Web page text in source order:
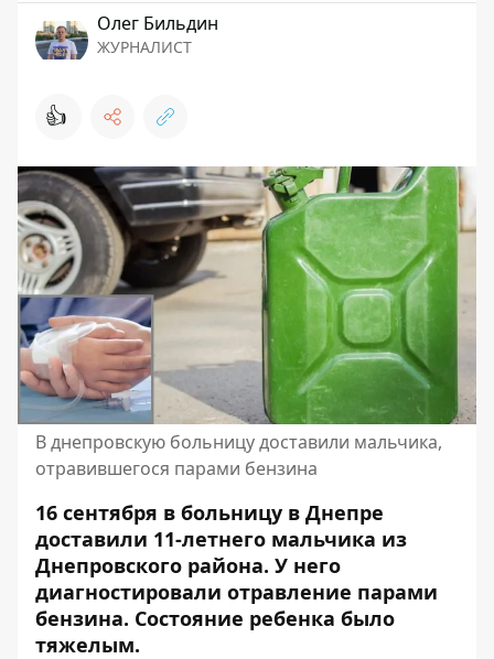
Олег Бильдин
ЖУРНАЛИСТ
👍
В днепровскую больницу доставили мальчика,
отравившегося парами бензина
16 сентября в больницу в Днепре
доставили 11-летнего мальчика из
Днепровского района. У него
диагностировали отравление парами
бензина. Состояние ребенка было
тяжелым.